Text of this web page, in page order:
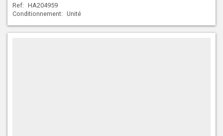
Ref: HA204959
Conditionnement: Unité